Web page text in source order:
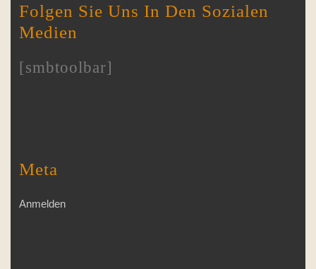
Folgen Sie Uns In Den Sozialen
Medien
[smbtoolbar]
Meta
Anmelden